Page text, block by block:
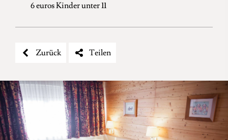
6 euros Kinder unter 11
Zurück Teilen